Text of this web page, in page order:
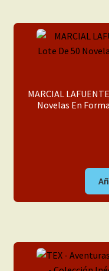
MARCIAL
Novelas En